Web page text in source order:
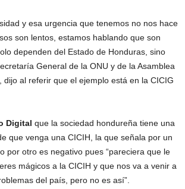
y esa urgencia que tenemos no nos hace
son lentos, estamos hablando que son
dependen del Estado de Honduras, sino
General de la ONU y de la Asamblea
dijo al referir que el ejemplo está en la CICIG
Digital que la sociedad hondureña tiene una
que venga una CICIH, la que señala por un
por otro es negativo pues “pareciera que le
mágicos a la CICIH y que nos va a venir a
del país, pero no es así”.